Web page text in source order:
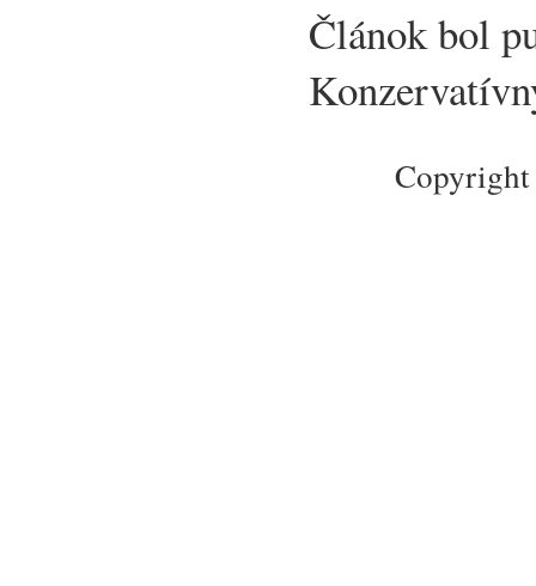
Článok bol